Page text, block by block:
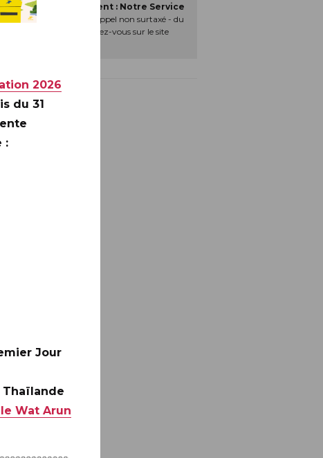
vous accompagnent : Notre Service
(0)5 53 03 17 44
(appel non surtaxé - du
ou en savoir plus, rendez-vous sur le site
2026
du 31
:
Jour
Thaïlande
Wat Arun